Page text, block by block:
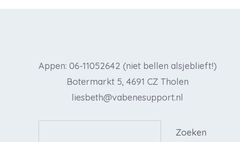
Appen: 06-11052642 (niet bellen alsjeblieft!)
Botermarkt 5, 4691 CZ Tholen
liesbeth@vabenesupport.nl
Zoeken